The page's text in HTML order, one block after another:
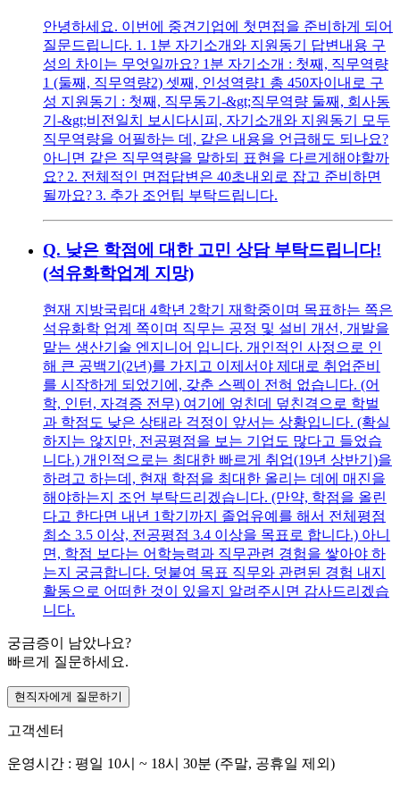
안녕하세요. 이번에 중견기업에 첫면접을 준비하게 되어
질문드립니다. 1. 1분 자기소개와 지원동기 답변내용 구
성의 차이는 무엇일까요? 1분 자기소개 : 첫째, 직무역량
1 (둘째, 직무역량2) 셋째, 인성역량1 총 450자이내로 구
성 지원동기 : 첫째, 직무동기-&gt;직무역량 둘째, 회사동
기-&gt;비전일치 보시다시피, 자기소개와 지원동기 모두
직무역량을 어필하는 데, 같은 내용을 언급해도 되나요?
아니면 같은 직무역량을 말하되 표현을 다르게해야할까
요? 2. 전체적인 면접답변은 40초내외로 잡고 준비하면
될까요? 3. 추가 조언팁 부탁드립니다.
Q. 낮은 학점에 대한 고민 상담 부탁드립니다!
(석유화학업계 지망)
현재 지방국립대 4학년 2학기 재학중이며 목표하는 쪽은
석유화학 업계 쪽이며 직무는 공정 및 설비 개선, 개발을
맡는 생산기술 엔지니어 입니다. 개인적인 사정으로 인
해 큰 공백기(2년)를 가지고 이제서야 제대로 취업준비
를 시작하게 되었기에, 갖춘 스펙이 전혀 없습니다. (어
학, 인턴, 자격증 전무) 여기에 엎친데 덮친격으로 학벌
과 학점도 낮은 상태라 걱정이 앞서는 상황입니다. (확실
하지는 않지만, 전공평점을 보는 기업도 많다고 들었습
니다.) 개인적으로는 최대한 빠르게 취업(19년 상반기)을
하려고 하는데, 현재 학점을 최대한 올리는 데에 매진을
해야하는지 조언 부탁드리겠습니다. (만약, 학점을 올린
다고 한다면 내년 1학기까지 졸업유예를 해서 전체평점
최소 3.5 이상, 전공평점 3.4 이상을 목표로 합니다.) 아니
면, 학점 보다는 어학능력과 직무관련 경험을 쌓아야 하
는지 궁금합니다. 덧붙여 목표 직무와 관련된 경험 내지
활동으로 어떠한 것이 있을지 알려주시면 감사드리겠습
니다.
궁금증이 남았나요?
빠르게 질문하세요.
현직자에게 질문하기
고객센터
운영시간 : 평일 10시 ~ 18시 30분 (주말, 공휴일 제외)